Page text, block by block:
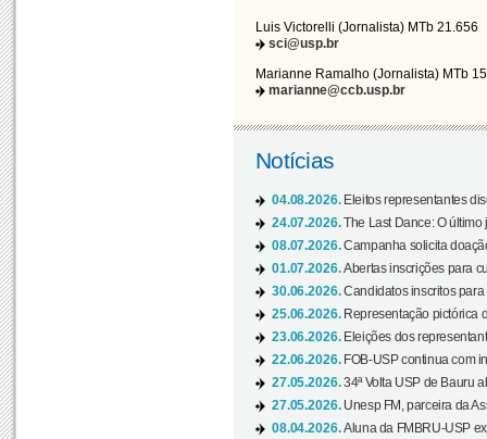
Luis Victorelli (Jornalista) MTb 21.656
sci@usp.br
Marianne Ramalho (Jornalista) MTb
marianne@ccb.usp.br
Notícias
04.08.2026. Eleitos representantes
24.07.2026.The Last Dance: O
08.07.2026.Campanha solicita
01.07.2026.Abertas inscrições para
30.06.2026.Candidatos inscritos
25.06.2026. Representação pictórica
23.06.2026. Eleições dos
22.06.2026. FOB-USP continua com
27.05.2026.34ª Volta USP de Bauru
27.05.2026. Unesp FM, parceira da
08.04.2026.Aluna da FMBRU-USP